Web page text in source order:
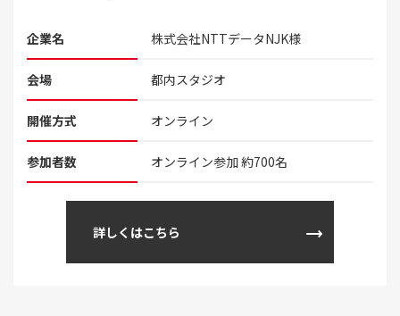
企業名 株式会社NTTデータNJK様
会場 都内スタジオ
開催方式 オンライン
参加者数 オンライン参加 約700名
詳しくはこちら